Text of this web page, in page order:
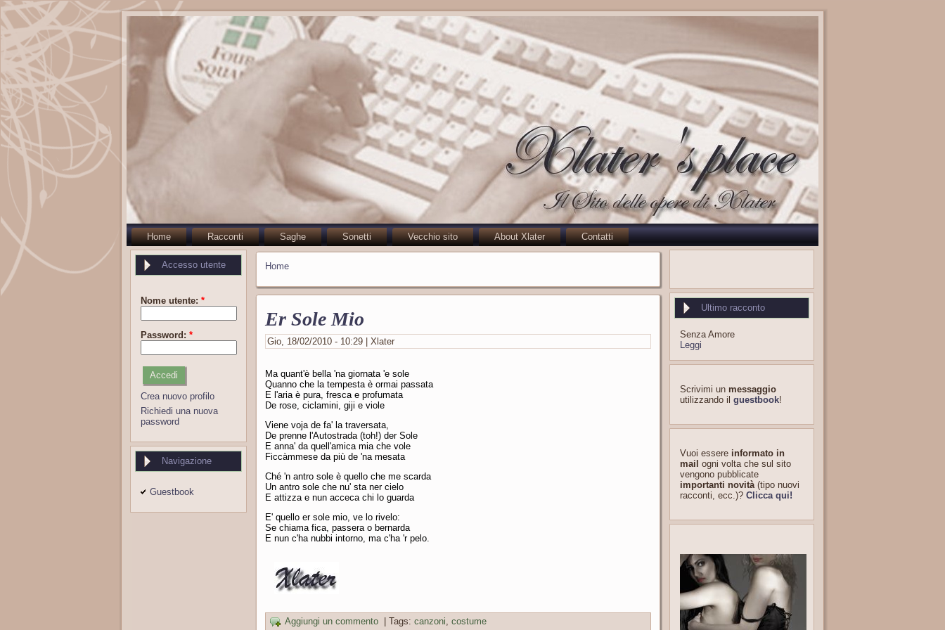
Home Racconti Saghe Sonetti Vecchio sito About Xlater Contatti
Accesso utente
Nome utente: *
Password: *
Crea nuovo profilo
Richiedi una nuova
password
Navigazione
Guestbook
Home
Er Sole Mio
Gio, 18/02/2010 - 10:29 | Xlater
Ma quant'è bella 'na giornata 'e sole
Quanno che la tempesta è ormai passata
E l'aria è pura, fresca e profumata
De rose, ciclamini, giji e viole
Viene voja de fa' la traversata,
De prenne l'Autostrada (toh!) der Sole
E anna' da quell'amica mia che vole
Ficcàmmese da più de 'na mesata
Ché 'n antro sole è quello che me scarda
Un antro sole che nu' sta ner cielo
E attizza e nun acceca chi lo guarda
E' quello er sole mio, ve lo rivelo:
Se chiama fica, passera o bernarda
E nun c'ha nubbi intorno, ma c'ha 'r pelo.
Aggiungi un commento | Tags: canzoni, costume
Ultimo racconto
Senza Amore
Leggi
Scrivimi un messaggio
utilizzando il guestbook!
Vuoi essere informato in
mail ogni volta che sul sito
vengono pubblicate
importanti novità(tipo nuovi
racconti, ecc.)? Clicca qui!